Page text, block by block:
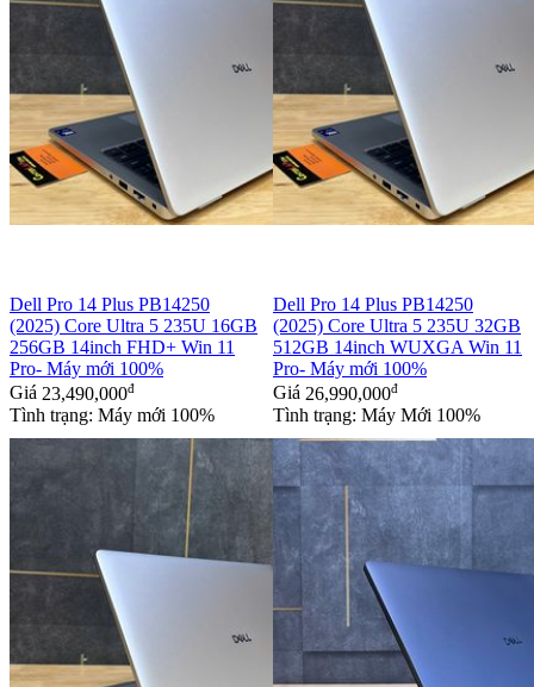
Dell Pro 14 Plus PB14250
(2025) Core Ultra 5 235U 16GB
256GB 14inch FHD+ Win 11
Pro- Máy mới 100%
Giá 23,490,000đ
Tình trạng: Máy mới 100%
Dell Pro 14 Plus PB14250
(2025) Core Ultra 5 235U 32GB
512GB 14inch WUXGA Win 11
Pro- Máy mới 100%
Giá 26,990,000đ
Tình trạng: Máy Mới 100%